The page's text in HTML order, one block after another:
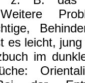
Weitere
es leicht,
im